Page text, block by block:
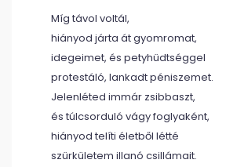
Míg távol voltál,
hiányod járta át gyomromat,
idegeimet, és petyhüdtséggel
protestáló, lankadt péniszemet.
Jelenléted immár zsibbaszt,
és túlcsorduló vágy foglyaként,
hiányod telíti életből létté
szürkületem illanó csillámait.